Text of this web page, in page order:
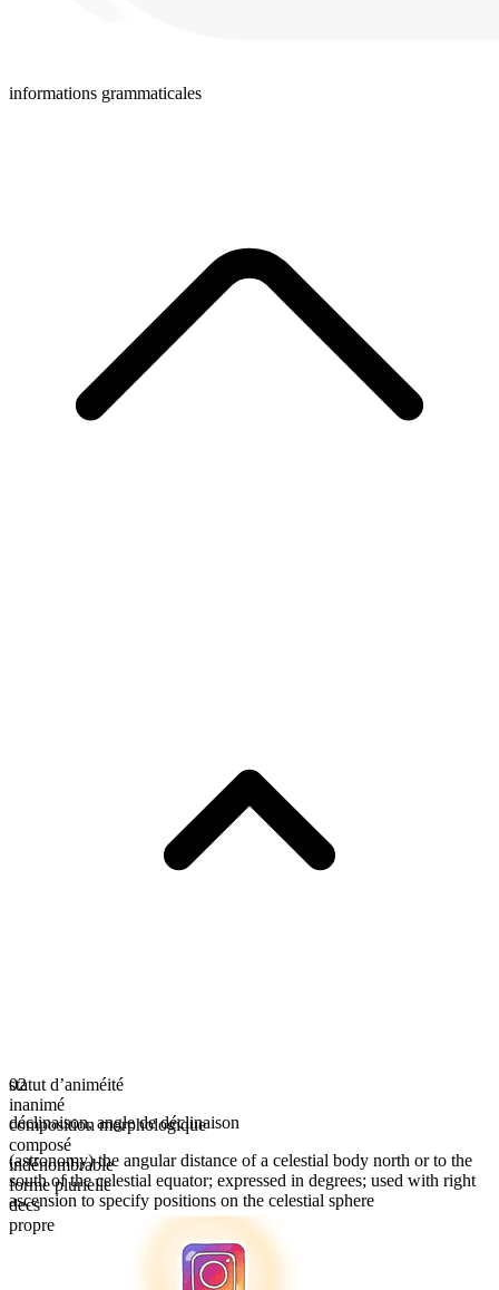
informations grammaticales
statut d’animéité
inanimé
composition morphologique
composé
indénombrable
forme plurielle
decs
propre
02
déclinaison,angle de déclinaison
(astronomy) the angular distance of a celestial body north or to the
south of the celestial equator; expressed in degrees; used with right
ascension to specify positions on the celestial sphere